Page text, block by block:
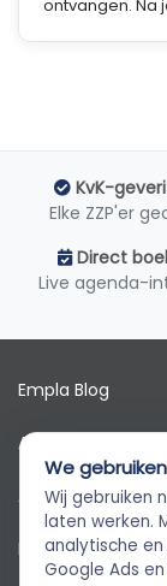
ontvangen. Na
KvK-
Elke ZZP'er
Direct
Live agenda-
Empla Blog
Algemene
AVG
Privacybeleid
Empla
Altijd
We
Wij gebruiken
laten werken.
analytische
Google Ads